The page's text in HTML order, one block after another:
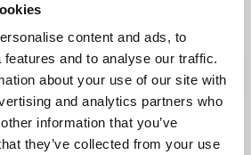
content and ads, to
and to analyse our traffic.
about your use of our site with
and analytics partners who
information that you’ve
they’ve collected from your use
20